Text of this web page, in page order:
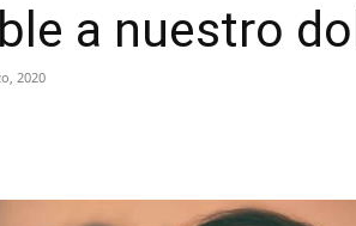
a nuestro
2020